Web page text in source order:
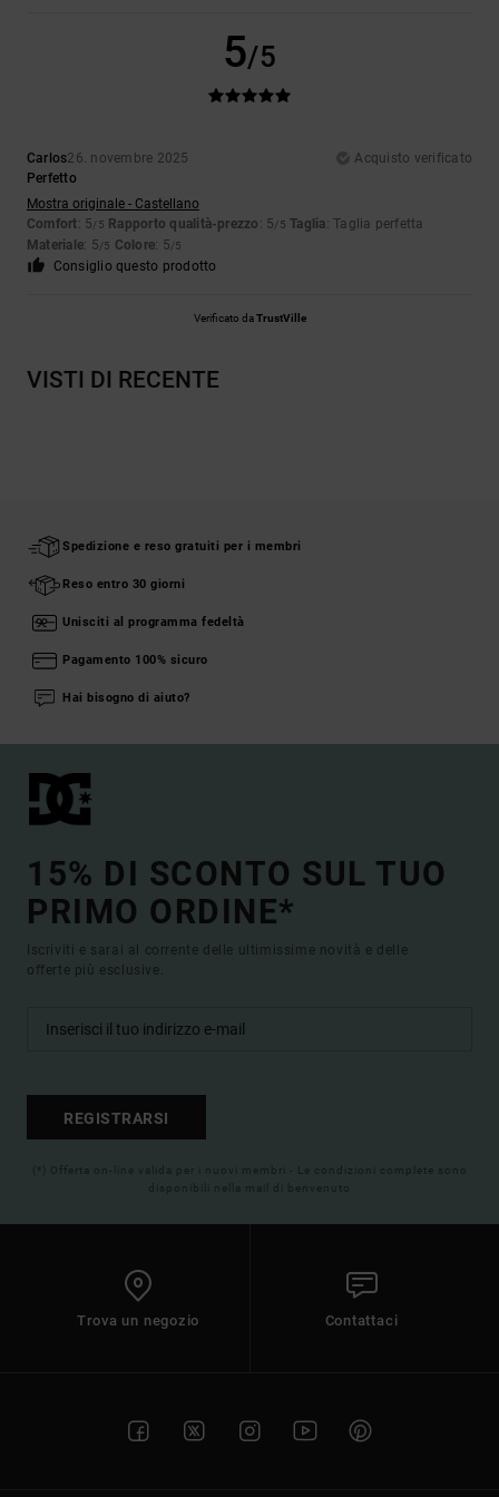
5/5
Carlos26. novembre 2025
Acquisto verificato
Perfetto
Mostra originale - Castellano
Comfort: 5/5 Rapporto qualità-prezzo : 5/5 Taglia: Taglia perfetta
Materiale: 5/5 Colore: 5/5
Consiglio questo prodotto
Verificato daTrustVille
VISTI DI RECENTE
Spedizione e reso gratuiti per i membri
Reso entro 30 giorni
Unisciti al programma fedeltà
Pagamento 100% sicuro
Hai bisogno di aiuto?
15% DI SCONTO SUL TUO
PRIMO ORDINE*
Iscriviti e sarai al corrente delle ultimissime novità e delle
offerte più esclusive.
REGISTRARSI
(*) Offerta on-line valida per i nuovi membri - Le condizioni complete sono
disponibili nella mail di benvenuto
Trova un negozio Contattaci